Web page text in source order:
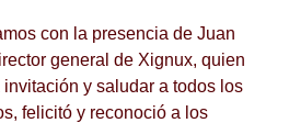
con la presencia de Juan
general de Xignux, quien
y saludar a todos los
felicitó y reconoció a los